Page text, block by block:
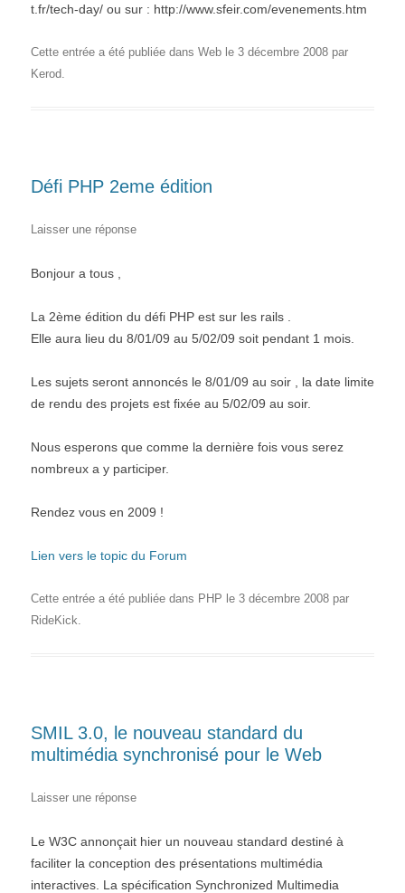
t.fr/tech-day/ ou sur : http://www.sfeir.com/evenements.htm
Cette entrée a été publiée dans Web le 3 décembre 2008 par
Kerod.
Défi PHP 2eme édition
Laisser une réponse
Bonjour a tous ,
La 2ème édition du défi PHP est sur les rails .
Elle aura lieu du 8/01/09 au 5/02/09 soit pendant 1 mois.
Les sujets seront annoncés le 8/01/09 au soir , la date limite
de rendu des projets est fixée au 5/02/09 au soir.
Nous esperons que comme la dernière fois vous serez
nombreux a y participer.
Rendez vous en 2009 !
Lien vers le topic du Forum
Cette entrée a été publiée dans PHP le 3 décembre 2008 par
RideKick.
SMIL 3.0, le nouveau standard du
multimédia synchronisé pour le Web
Laisser une réponse
Le W3C annonçait hier un nouveau standard destiné à
faciliter la conception des présentations multimédia
interactives. La spécification Synchronized Multimedia